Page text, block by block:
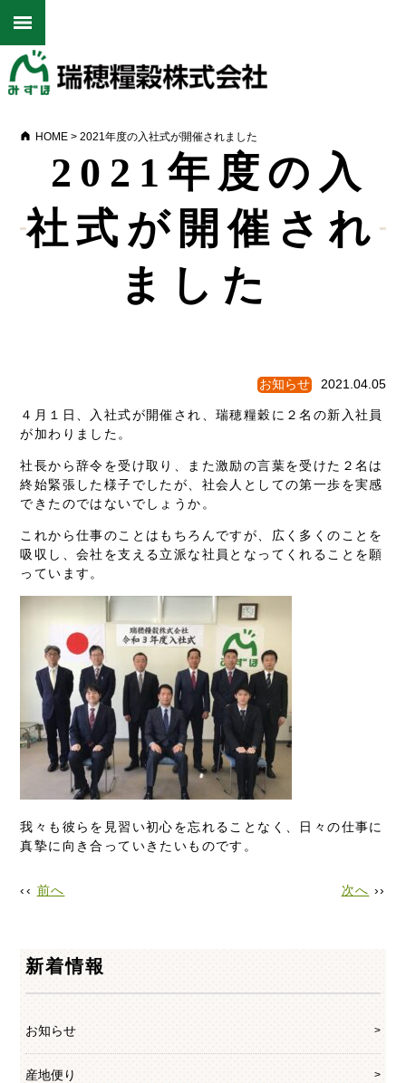
HOME >2021年度の入社式が開催されました
2021年度の入
社式が開催され
ました
お知らせ 2021.04.05
４月１日、入社式が開催され、瑞穂糧穀に２名の新入社員
が加わりました。
社長から辞令を受け取り、また激励の言葉を受けた２名は
終始緊張した様子でしたが、社会人としての第一歩を実感
できたのではないでしょうか。
これから仕事のことはもちろんですが、広く多くのことを
吸収し、会社を支える立派な社員となってくれることを願
っています。
我々も彼らを見習い初心を忘れることなく、日々の仕事に
真摯に向き合っていきたいものです。
‹‹ 前へ 次へ ››
新着情報
お知らせ
産地便り